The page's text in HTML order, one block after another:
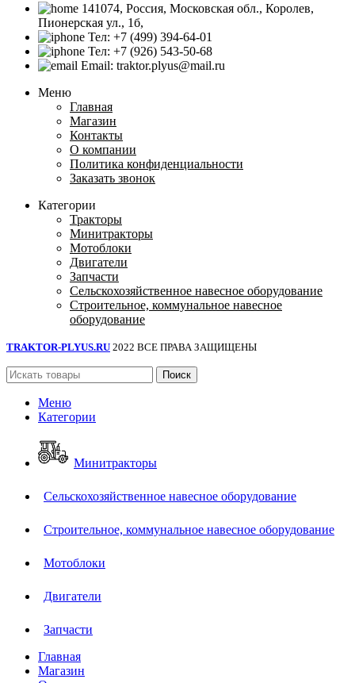
141074, Россия, Московская обл., Королев,
Пионерская ул., 1б,
Тел: +7 (499) 394-64-01
Тел: +7 (926) 543-50-68
Email: traktor.plyus@mail.ru
Меню
Главная
Магазин
Контакты
О компании
Политика конфиденциальности
Заказать звонок
Категории
Тракторы
Минитракторы
Мотоблоки
Двигатели
Запчасти
Сельскохозяйственное навесное оборудование
Строительное, коммунальное навесное
оборудование
TRAKTOR-PLYUS.RU 2022 ВСЕ ПРАВА ЗАЩИЩЕНЫ
Поиск
Меню
Категории
Минитракторы
Сельскохозяйственное навесное оборудование
Строительное, коммунальное навесное оборудование
Мотоблоки
Двигатели
Запчасти
Главная
Магазин